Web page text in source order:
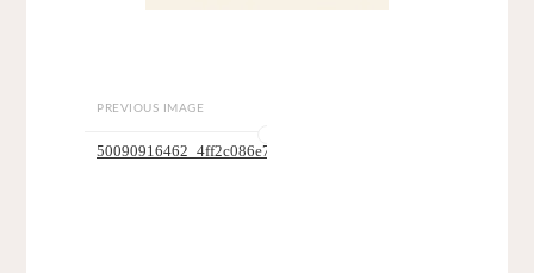
PREVIOUS IMAGE
50090916462_4ff2c086e7_o